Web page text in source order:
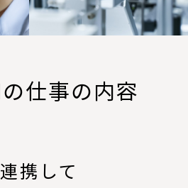
仕事の内容
連携して